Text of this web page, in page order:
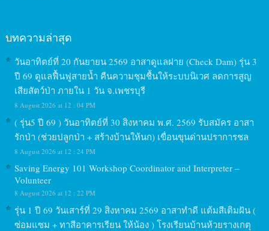
บทความล่าสุด
วันอาทิตย์ที่ 20 กันยายน 2569 อาสาดูแลฝาย (Check Dam) รุ่น 3
ปี 69 ดูแลฟื้นฟูสายน้ำ คืนความชุมชื้นให้ระบบนิเวศ ลดการสูญ
เสียสัตว์ป่า ภายใน 1 วัน จ.เพชรบุรี
8 August 2026 at 12 : 04 PM
( รุ่น5 ปี 69 ) วันอาทิตย์ที่ 30 สิงหาคม พ.ศ. 2569 รับสมัคร อาสา
รักป่า (ช่วยปลูกป่า + สร้างบ้านให้นก) เขื่อนขุนด่านปราการชล
8 August 2026 at 12 : 24 PM
Saving Energy 101 Workshop Coordinator and Interpreter –
Volunteer
8 August 2026 at 12 : 22 PM
รุ่น 1 ปี 69 วันเสาร์ที่ 29 สิงหาคม 2569 อาสาทำดี แต้มสีเติมฝัน (
ซ่อมแซม + ทาสีอาคารเรียน ให้น้อง ) โรงเรียนบ้านห้วยรางเกตุ